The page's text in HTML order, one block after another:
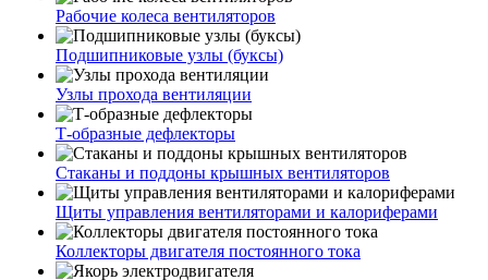
Рабочие колеса вентиляторов
Подшипниковые узлы (буксы)
Узлы прохода вентиляции
Т-образные дефлекторы
Стаканы и поддоны крышных вентиляторов
Щиты управления вентиляторами и калориферами
Коллекторы двигателя постоянного тока